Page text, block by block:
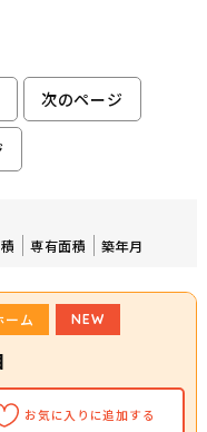
次のページ
専有面積 築年月
ーム NEW
お気に入りに追加する